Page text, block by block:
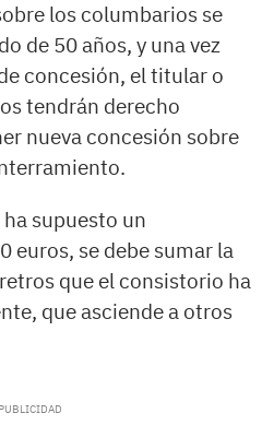
los columbarios se
de 50 años, y una vez
concesión, el titular o
tendrán derecho
nueva concesión sobre
supuesto un
euros, se debe sumar la
que el consistorio ha
que asciende a otros